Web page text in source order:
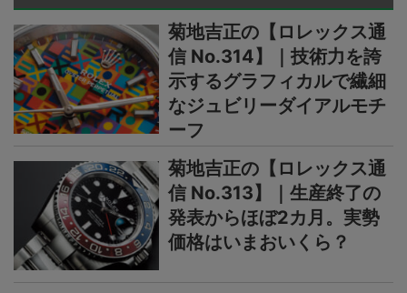
菊地吉正の【ロレックス通
信 No.314】｜技術力を誇
示するグラフィカルで繊細
なジュビリーダイアルモチ
ーフ
菊地吉正の【ロレックス通
信 No.313】｜生産終了の
発表からほぼ2カ月。実勢
価格はいまおいくら？